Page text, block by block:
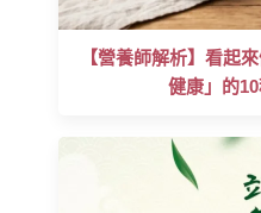
【營養師解析】看起
健康」的